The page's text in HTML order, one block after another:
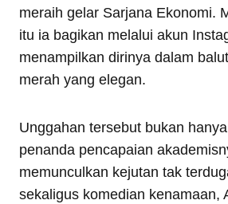
meraih gelar Sarjana Ekonomi.
itu ia bagikan melalui akun
menampilkan dirinya dalam
merah yang elegan.
Unggahan tersebut bukan
penanda pencapaian
memunculkan kejutan tak
sekaligus komedian kenamaan,